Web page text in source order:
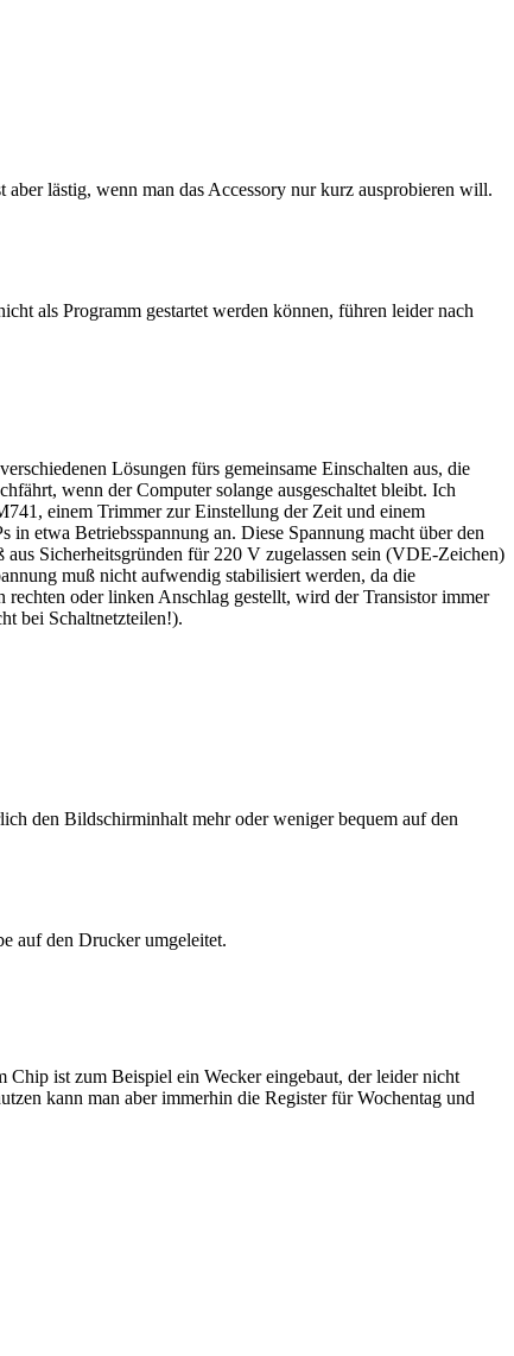
lästig, wenn man das Accessory nur kurz ausprobieren will.
als Programm gestartet werden können, führen leider nach
Lösungen fürs gemeinsame Einschalten aus, die
wenn der Computer solange ausgeschaltet bleibt. Ich
einem Trimmer zur Einstellung der Zeit und einem
etwa Betriebsspannung an. Diese Spannung macht über den
Sicherheitsgründen für 220 V zugelassen sein (VDE-Zeichen)
muß nicht aufwendig stabilisiert werden, da die
oder linken Anschlag gestellt, wird der Transistor immer
bei Schaltnetzteilen!).
den Bildschirminhalt mehr oder weniger bequem auf den
auf den Drucker umgeleitet.
ist zum Beispiel ein Wecker eingebaut, der leider nicht
kann man aber immerhin die Register für Wochentag und